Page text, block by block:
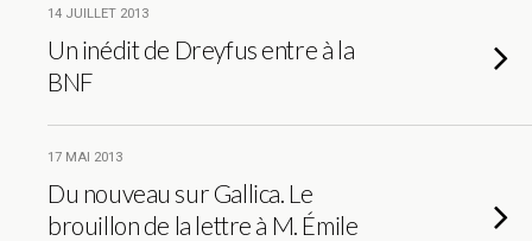
14 JUILLET 2013
Un inédit de Dreyfus entre à la
BNF
17 MAI 2013
Du nouveau sur Gallica. Le
brouillon de la lettre à M. Émile